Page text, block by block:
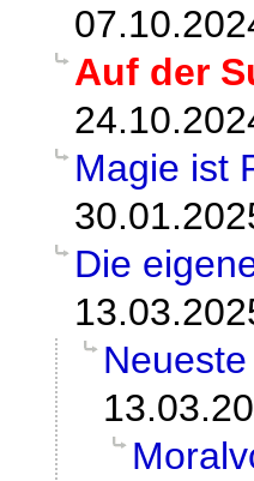
Auf der
Magie ist
Die